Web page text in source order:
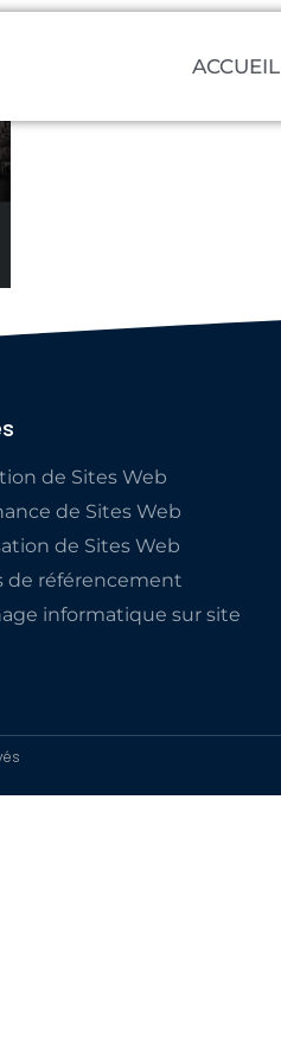
ACCUEIL
de Sites Web
de Sites Web
de Sites Web
de référencement
informatique sur site